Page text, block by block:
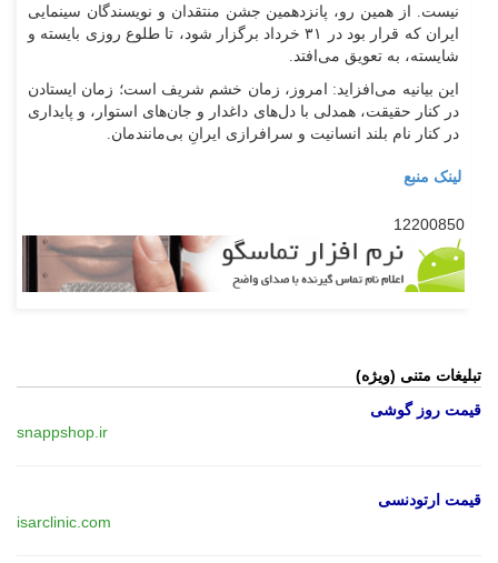
نیست. از همین رو، پانزدهمین جشن منتقدان و نویسندگان سینمایی
ایران که قرار بود در ۳۱ خرداد برگزار شود، تا طلوع روزی بایسته و
شایسته، به تعویق می‌افتد.
این بیانیه می‌افزاید: امروز، زمان خشم شریف است؛ زمان ایستادن
در کنار حقیقت، همدلی با دل‌های داغدار و جان‌های استوار، و پایداری
در کنار نام بلند انسانیت و سرافرازی ایرانِ بی‌مانندمان.
لینک منبع
12200850
تبلیغات متنی (ویژه)
قیمت روز گوشی
snappshop.ir
قیمت ارتودنسی
isarclinic.com